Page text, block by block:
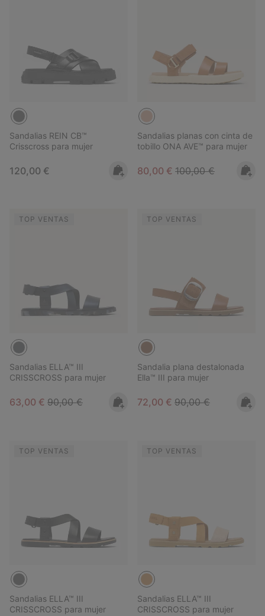
Sandalias REIN CB™
Crisscross para mujer
Regular price:
120,00 €
Sandalias planas con cinta de
tobillo ONA AVE™ para mujer
Sale price:
80,00 € Regular price:
100,00 €
TOP VENTAS
Sandalias ELLA™ III
CRISSCROSS para mujer
Sale price:
63,00 € Regular price:
90,00 €
TOP VENTAS
Sandalia plana destalonada
Ella™ III para mujer
Sale price:
72,00 € Regular price:
90,00 €
TOP VENTAS
Sandalias ELLA™ III
CRISSCROSS para mujer
TOP VENTAS
Sandalias ELLA™ III
CRISSCROSS para mujer